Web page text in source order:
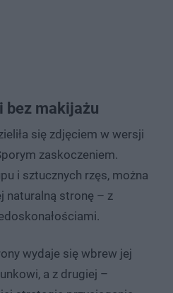
bez makijażu
się zdjęciem w wersji
zaskoczeniem.
i sztucznych rzęs, można
naturalną stronę – z
wydaje się wbrew jej
a z drugiej –